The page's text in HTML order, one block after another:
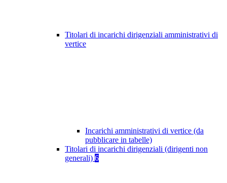
Titolari di incarichi dirigenziali amministrativi di
vertice
Incarichi amministrativi di vertice (da
pubblicare in tabelle)
Titolari di incarichi dirigenziali (dirigenti non
generali) 6